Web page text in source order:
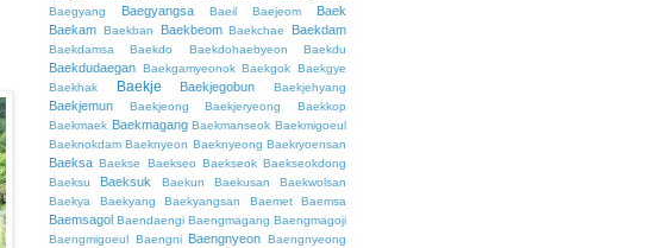
Baegyang Baegyangsa Baeil Baejeom
Baek
Baekam Baekban Baekbeom Baekchae Baekdam
Baekdamsa Baekdo Baekdohaebyeon Baekdu
Baekdudaegan Baekgamyeonok Baekgok Baekgye
Baekhak
Baekje Baekjegobun Baekjehyang
Baekjemun Baekjeong Baekjeryeong
Baekkop
Baekmaek Baekmagang Baekmanseok Baekmigoeul
Baeknokdam Baeknyeon Baeknyeong Baekryoensan
Baeksa Baekse Baekseo Baekseok Baekseokdong
Baeksu
Baeksuk Baekun Baekusan
Baekwolsan
Baekya
Baekyang Baekyangsan Baemet Baemsa
Baemsagol Baendaengi Baengmagang Baengmagoji
Baengmigoeul Baengni Baengnyeon Baengnyeong